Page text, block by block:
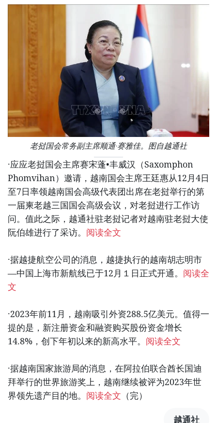
老挝国会常务副主席顺通·赛雅佳。图自越通社
·应应老挝国会主席赛宋蓬•丰威汉（Saxomphon
Phomvihan）邀请，越南国会主席王廷惠从12月4日
至7日率领越南国会高级代表团出席在老挝举行的第
一届柬老越三国国会高级会议，对老挝进行工作访
问。值此之际，越通社驻老挝记者对越南驻老挝大使
阮伯雄进行了采访。 阅读全文
·据越捷航空公司的消息，越捷执行的越南胡志明市
—中国上海市新航线已于12月１日正式开通。 阅读全
文
·2023年前11月，越南吸引外资288.5亿美元。值得一
提的是，新注册资金和融资购买股份资金增长
14.8%，创下年初以来的新高水平。 阅读全文
·据越南国家旅游局的消息，在阿拉伯联合酋长国迪
拜举行的世界旅游奖上，越南继续被评为2023年世
界领先遗产目的地。 阅读全文 （完）
越通社